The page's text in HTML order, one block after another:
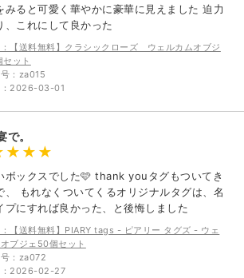
みると可愛く華やかに豪華に見えました 迫力
、これにして良かった
【送料無料】クラシックローズ ウェルカムオブジ
ット
：za015
：2026-03-01
で。
ボックスでした🩷 thank youタグもついてき
、 もれなくついてくるオリジナルタグは、名
プにすれば良かった、と後悔しました
【送料無料】PIARY tags - ピアリー タグズ - ウェ
ブジェ50個セット
：za072
：2026-02-27